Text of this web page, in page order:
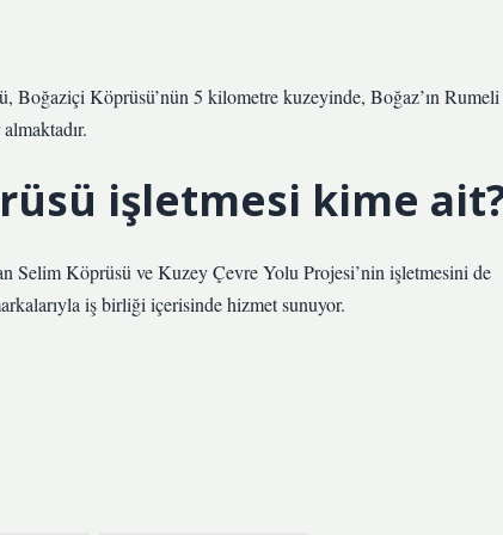
Boğaziçi Köprüsü’nün 5 kilometre kuzeyinde, Boğaz’ın Rumeli
işletmesi kime
Selim Köprüsü ve Kuzey Çevre Yolu Projesi’nin işletmesini de
iş birliği içerisinde hizmet sunuyor.